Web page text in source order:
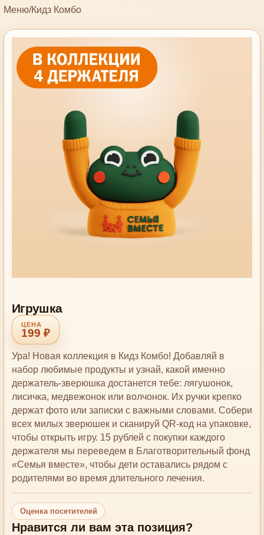
Меню/Кидз Комбо
Игрушка
199 ₽
Ура! Новая коллекция в Кидз Комбо! Добавляй в
набор любимые продукты и узнай, какой именно
держатель-зверюшка достанется тебе: лягушонок,
лисичка, медвежонок или волчонок. Их ручки крепко
держат фото или записки с важными словами. Собери
всех милых зверюшек и сканируй QR-код на упаковке,
чтобы открыть игру. 15 рублей с покупки каждого
держателя мы переведем в Благотворительный фонд
«Семья вместе», чтобы дети оставались рядом с
родителями во время длительного лечения.
Оценка посетителей
Нравится ли вам эта позиция?